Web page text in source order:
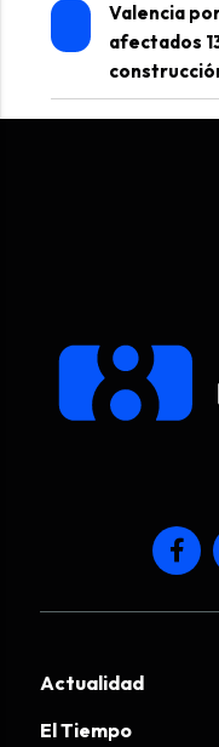
Valencia
afectados
Actualidad
El Tiempo